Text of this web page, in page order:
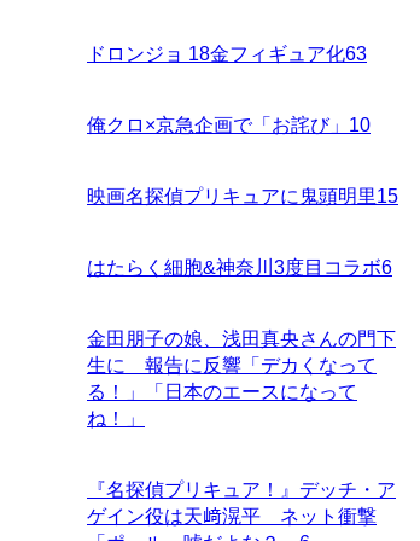
ドロンジョ 18金フィギュア化63
俺クロ×京急企画で「お詫び」 10
映画名探偵プリキュアに鬼頭明里15
はたらく細胞&神奈川3度目コラボ6
金田朋子の娘、浅田真央さんの門下
生に 報告に反響「デカくなって
る！」「日本のエースになって
ね！」
『名探偵プリキュア！』デッチ・ア
ゲイン役は天﨑滉平 ネット衝撃